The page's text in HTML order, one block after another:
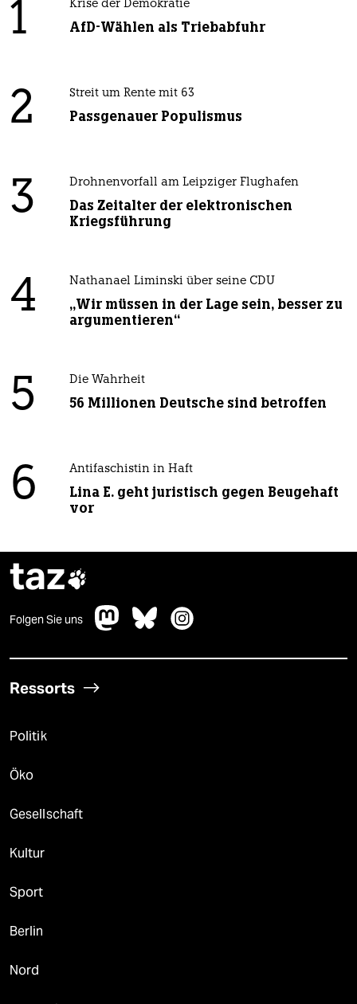
1 Krise der Demokratie
AfD-Wählen als Triebabfuhr
2 Streit um Rente mit 63
Passgenauer Populismus
3 Drohnenvorfall am Leipziger Flughafen
Das Zeitalter der elektronischen
Kriegsführung
4 Nathanael Liminski über seine CDU
„Wir müssen in der Lage sein, besser zu
argumentieren“
5 Die Wahrheit
56 Millionen Deutsche sind betroffen
6 Antifaschistin in Haft
Lina E. geht juristisch gegen Beugehaft
vor
taz
Folgen Sie uns
Ressorts
Politik
Öko
Gesellschaft
Kultur
Sport
Berlin
Nord